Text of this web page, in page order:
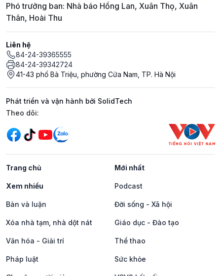
Phó trưởng ban: Nhà báo Hồng Lan, Xuân Thọ, Xuân
Thân, Hoài Thu
Liên hệ
84-24-39365555
84-24-39342724
41-43 phố Bà Triệu, phường Cửa Nam, TP. Hà Nội
Phát triển và vận hành bởi SolidTech
Mạng xã hội
Theo dõi:
Trang chủ Mới nhất
Xem nhiều Podcast
Bàn và luận Đời sống - Xã hội
Xóa nhà tạm, nhà dột nát Giáo dục - Đào tạo
Văn hóa - Giải trí Thể thao
Pháp luật Sức khỏe